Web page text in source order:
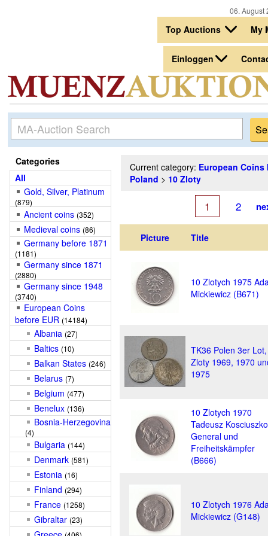
06.
Top Auctions My
Einloggen
Categories
All
Gold, Silver, Platinum
(879)
Ancient coins (352)
Medieval coins (86)
Germany before 1871
(1181)
Germany since 1871
(2880)
Germany since 1948
(3740)
European Coins
before EUR (14184)
Albania (27)
Baltics (10)
Balkan States (246)
Belarus (7)
Belgium (477)
Benelux (136)
Bosnia-Herzegovina
(4)
Bulgaria (144)
Denmark (581)
Estonia (16)
Finland (294)
France (1258)
Gibraltar (23)
Current category: European Coins
Poland > 10 Zloty
1 2
Picture Title
10 Zlotych 1975
Mickiewicz (B671)
TK36 Polen 3er
Zloty 1969, 1970
1975
10 Zlotych 1970
Tadeusz Kosciuszko
General und
Freiheitskämpfer
(B666)
10 Zlotych 1976
Mickiewicz (G148)